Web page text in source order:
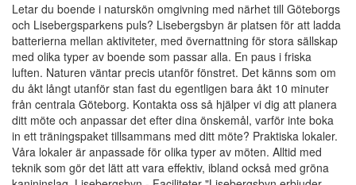
Letar du boende i naturskön omgivning med närhet till Göteborgs
och Lisebergsparkens puls? Lisebergsbyn är platsen för att ladda
batterierna mellan aktiviteter, med övernattning för stora sällskap
med olika typer av boende som passar alla. En paus i friska
luften. Naturen väntar precis utanför fönstret. Det känns som om
du åkt långt utanför stan fast du egentligen bara åkt 10 minuter
från centrala Göteborg. Kontakta oss så hjälper vi dig att planera
ditt möte och anpassar det efter dina önskemål, varför inte boka
in ett träningspaket tillsammans med ditt möte? Praktiska lokaler.
Våra lokaler är anpassade för olika typer av möten. Alltid med
teknik som gör det lätt att vara effektiv, ibland också med gröna